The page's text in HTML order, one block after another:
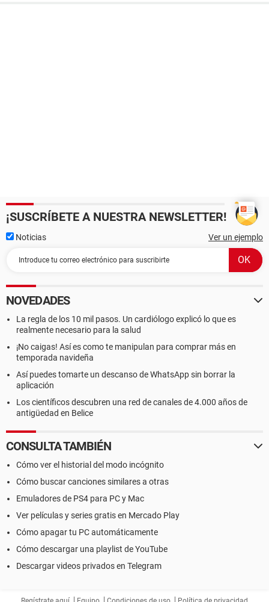
¡SUSCRÍBETE A NUESTRA NEWSLETTER!
Noticias Ver un ejemplo
NOVEDADES
La regla de los 10 mil pasos. Un cardiólogo explicó lo que es
realmente necesario para la salud
¡No caigas! Así es como te manipulan para comprar más en
temporada navideña
Así puedes tomarte un descanso de WhatsApp sin borrar la
aplicación
Los científicos descubren una red de canales de 4.000 años de
antigüedad en Belice
CONSULTA TAMBIÉN
Cómo ver el historial del modo incógnito
Cómo buscar canciones similares a otras
Emuladores de PS4 para PC y Mac
Ver películas y series gratis en Mercado Play
Cómo apagar tu PC automáticamente
Cómo descargar una playlist de YouTube
Descargar videos privados en Telegram